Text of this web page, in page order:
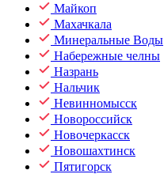
Майкоп
Махачкала
Минеральные Воды
Набережные челны
Назрань
Нальчик
Невинномысск
Новороссийск
Новочеркасск
Новошахтинск
Пятигорск